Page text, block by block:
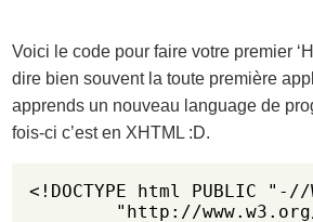
Voici le code pour faire votre premier
dire bien souvent la toute première
apprends un nouveau language de
fois-ci c’est en XHTML :D.
<!DOCTYPE html PUBLIC